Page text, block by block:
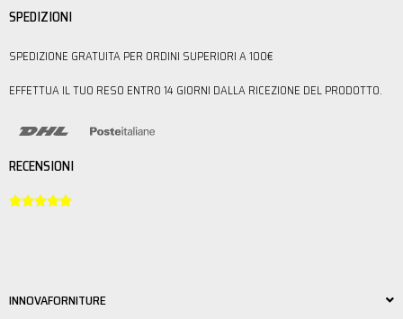
SPEDIZIONI
SPEDIZIONE GRATUITA PER ORDINI SUPERIORI A 100€
EFFETTUA IL TUO RESO ENTRO 14 GIORNI DALLA RICEZIONE DEL PRODOTTO.
RECENSIONI

INNOVAFORNITURE